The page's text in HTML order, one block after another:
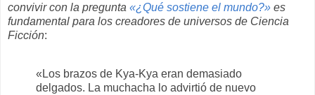
convivir con la pregunta «¿Qué sostiene el mundo?» es
fundamental para los creadores de universos de Ciencia
Ficción:
«Los brazos de Kya-Kya eran demasiado
delgados. La muchacha lo advirtió de nuevo